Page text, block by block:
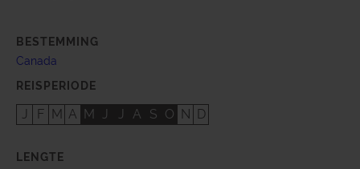
BESTEMMING
Canada
REISPERIODE
J F M A M J J A S O N D
LENGTE